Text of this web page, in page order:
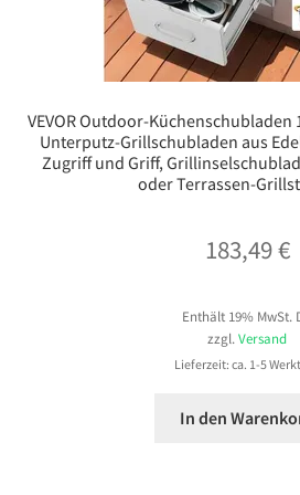
VEVOR Outdoor-Küchenschubladen
Unterputz-Grillschubladen aus
Zugriff und Griff,
oder Terrassen-
183,49€
Enthält 19% MwSt.
zzgl. Versand
Lieferzeit: ca. 1-5
In den